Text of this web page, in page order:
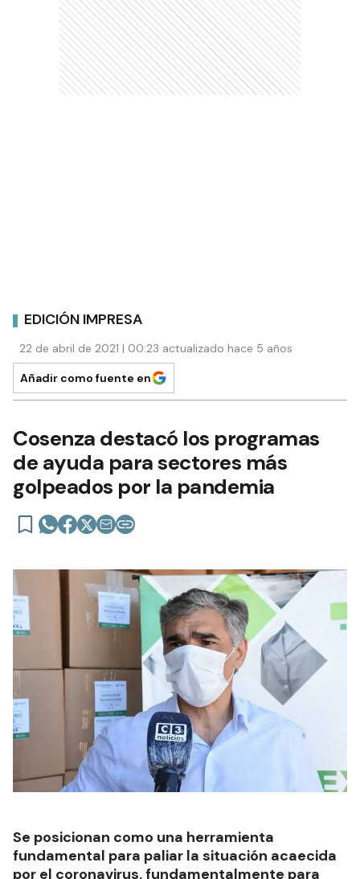
EDICIÓN IMPRESA
22 de abril de 2021 | 00:23 actualizado hace 5 años
Añadir como fuente en
Cosenza destacó los programas
de ayuda para sectores más
golpeados por la pandemia
Se posicionan como una herramienta
fundamental para paliar la situación acaecida
por el coronavirus, fundamentalmente para